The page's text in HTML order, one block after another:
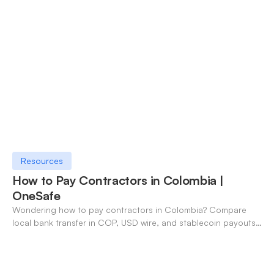
Resources
How to Pay Contractors in Colombia |
OneSafe
Wondering how to pay contractors in Colombia? Compare
local bank transfer in COP, USD wire, and stablecoin payouts.